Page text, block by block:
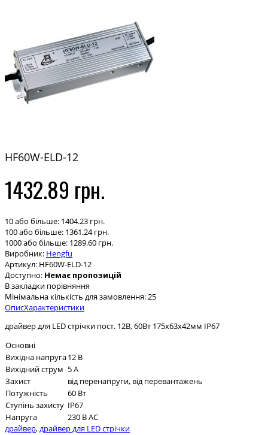
HF60W-ELD-12
1432.89 грн.
10 або більше: 1404.23 грн.
100 або більше: 1361.24 грн.
1000 або більше: 1289.60 грн.
Виробник: Hengfu
Артикул: HF60W-ELD-12
Доступно: Немає пропозицій
В закладки порівняння
Мінімальна кількість для замовлення: 25
ОписХарактеристики
драйвер для LED стрічки пост. 12В, 60Вт 175х63х42мм IP67
Основні
Вихідна напруга12 В
Вихідний струм 5 А
Захист
від перенапруги, від перевантажень
Потужність
60 Вт
Ступінь захисту IP67
Напруга
230 В AC
драйвер,драйвер для LED стрічки